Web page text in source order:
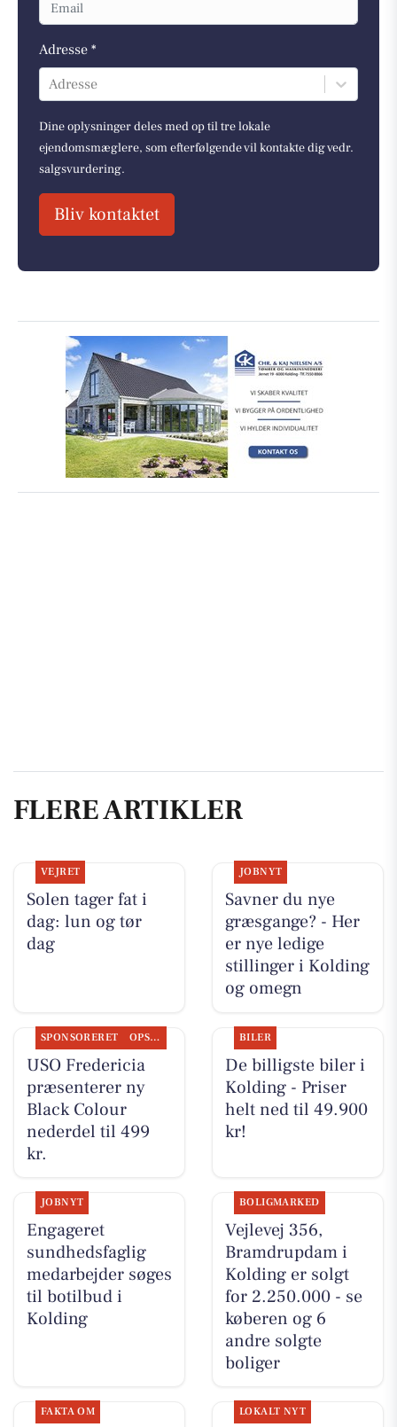
Adresse *
Adresse
Dine oplysninger deles med op til tre lokale
ejendomsmæglere, som efterfølgende vil kontakte dig vedr.
salgsvurdering.
Bliv kontaktet
FLERE ARTIKLER
VEJRET
Solen tager fat i
dag: lun og tør
dag
JOBNYT
Savner du nye
græsgange? - Her
er nye ledige
stillinger i Kolding
og omegn
SPONSORERET OPSLAGSTAVLEN
USO Fredericia
præsenterer ny
Black Colour
nederdel til 499
kr.
BILER
De billigste biler i
Kolding - Priser
helt ned til 49.900
kr!
JOBNYT
Engageret
sundhedsfaglig
medarbejder søges
til botilbud i
Kolding
BOLIGMARKED
Vejlevej 356,
Bramdrupdam i
Kolding er solgt
for 2.250.000 - se
køberen og 6
andre solgte
boliger
FAKTA OM LOKALT NYT